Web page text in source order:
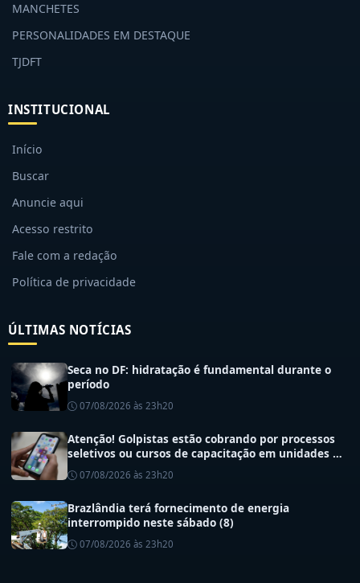
MANCHETES
PERSONALIDADES EM DESTAQUE
TJDFT
INSTITUCIONAL
Início
Buscar
Anuncie aqui
Acesso restrito
Fale com a redação
Política de privacidade
ÚLTIMAS NOTÍCIAS
Seca no DF: hidratação é fundamental durante o
período
07/08/2026 às 23h20
Atenção! Golpistas estão cobrando por processos
seletivos ou cursos de capacitação em unidades de
saúde do DF
07/08/2026 às 23h20
Brazlândia terá fornecimento de energia
interrompido neste sábado (8)
07/08/2026 às 23h20